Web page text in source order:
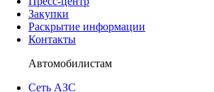
Закупки
Раскрытие информации
Контакты
Автомобилистам
Сеть АЗС